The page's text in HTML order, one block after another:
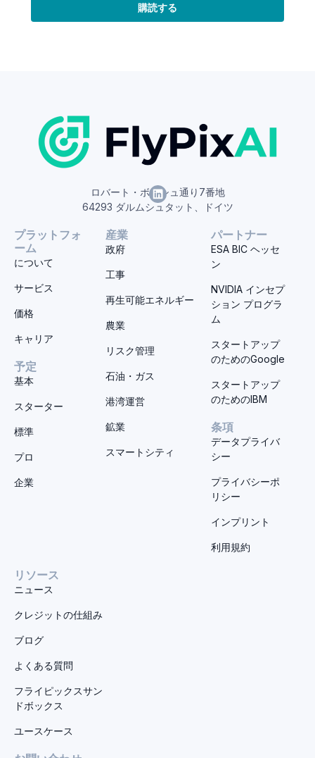
購読する
ロバート・ボッシュ通り7番地
64293 ダルムシュタット、ドイツ
プラットフォ
ーム
について
サービス
価格
キャリア
予定
基本
スターター
標準
プロ
企業
産業
政府
工事
再生可能エネルギー
農業
リスク管理
石油・ガス
港湾運営
鉱業
スマートシティ
パートナー
ESA BIC ヘッセ
ン
NVIDIA インセプ
ション プログラ
ム
スタートアップ
のためのGoogle
スタートアップ
のためのIBM
条項
データプライバ
シー
プライバシーポ
リシー
インプリント
利用規約
リソース
ニュース
クレジットの仕組み
ブログ
よくある質問
フライピックスサン
ドボックス
ユースケース